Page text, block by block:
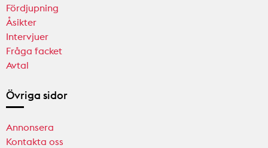
Fördjupning
Åsikter
Intervjuer
Fråga facket
Avtal
Övriga sidor
Annonsera
Kontakta oss